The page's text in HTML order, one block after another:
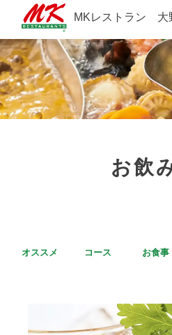
MKレストラン 大
お飲
オススメ コース お食事